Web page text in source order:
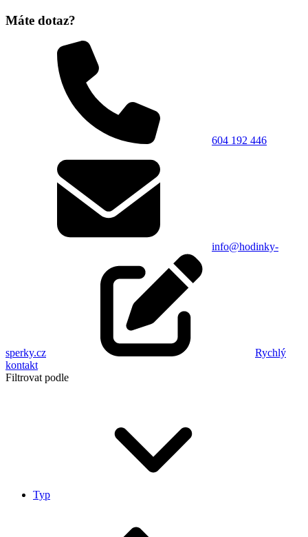
Máte dotaz?
604 192 446
info@hodinky-
sperky.cz
Rychlý
kontakt
Filtrovat podle
Typ